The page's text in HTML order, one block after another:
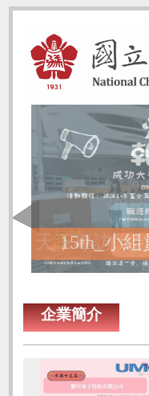
15th_小
天下專訪：
企業簡介